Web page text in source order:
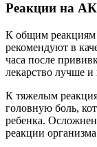
Реакции на
К общим реакциям
рекомендуют в
часа после
лекарство лучше
К тяжелым
головную боль,
ребенка.
реакции